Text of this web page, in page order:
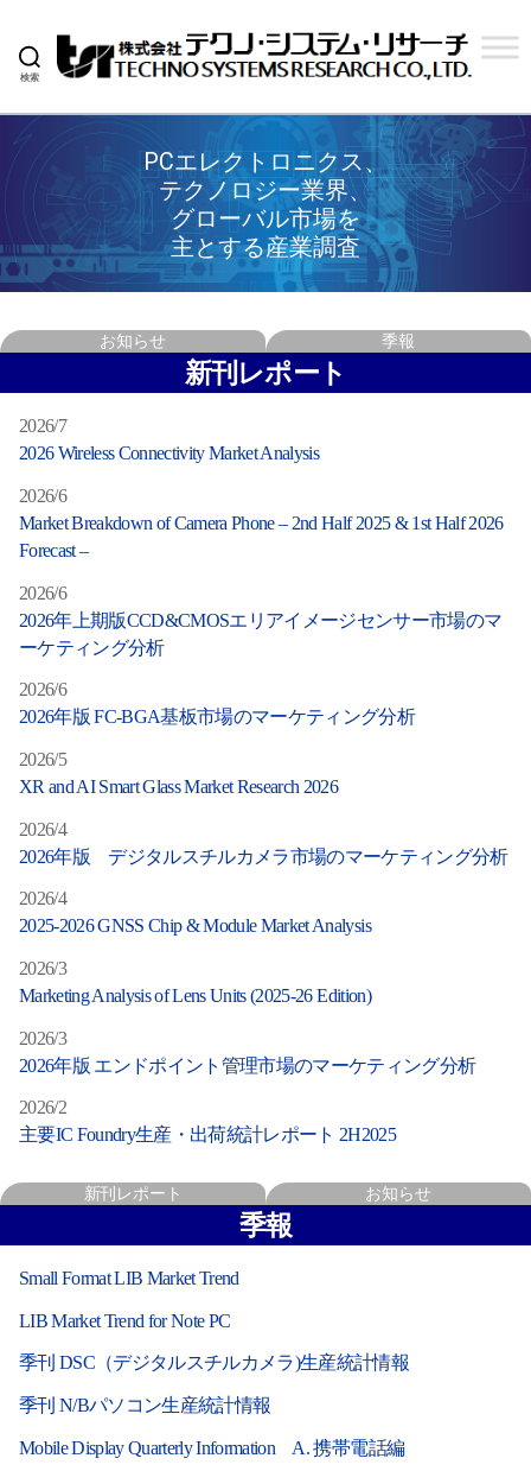
検索
会
社
テ
ク
ノ
シ
ス
テ
リ
チ
PCエレクトロニクス、
テクノロジー業界、
グローバル市場を
主とする産業調査
お知らせ 季報
新刊レポート
2026/7
2026 Wireless Connectivity Market Analysis
2026/6
Market Breakdown of Camera Phone – 2nd Half 2025 & 1st Half 2026
Forecast –
2026/6
2026年上期版CCD&CMOSエリアイメージセンサー市場のマ
ーケティング分析
2026/6
2026年版 FC-BGA基板市場のマーケティング分析
2026/5
XR and AI Smart Glass Market Research 2026
2026/4
2026年版 デジタルスチルカメラ市場のマーケティング分析
2026/4
2025-2026 GNSS Chip & Module Market Analysis
2026/3
Marketing Analysis of Lens Units (2025-26 Edition)
2026/3
2026年版 エンドポイント管理市場のマーケティング分析
2026/2
主要IC Foundry生産・出荷統計レポート 2H2025
新刊レポート お知らせ
季報
Small Format LIB Market Trend
LIB Market Trend for Note PC
季刊 DSC（デジタルスチルカメラ)生産統計情報
季刊 N/Bパソコン生産統計情報
Mobile Display Quarterly Information A. 携帯電話編